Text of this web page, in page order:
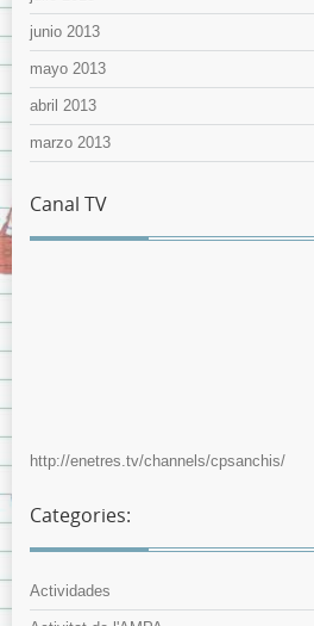
junio 2013
mayo 2013
abril 2013
marzo 2013
Canal TV
http://enetres.tv/channels/cpsanchis/
Categories:
Actividades